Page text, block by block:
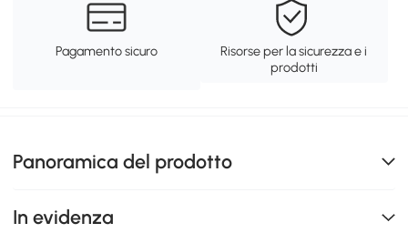
Pagamento sicuro
Risorse per la sicurezza e i
prodotti
Panoramica del prodotto
In evidenza